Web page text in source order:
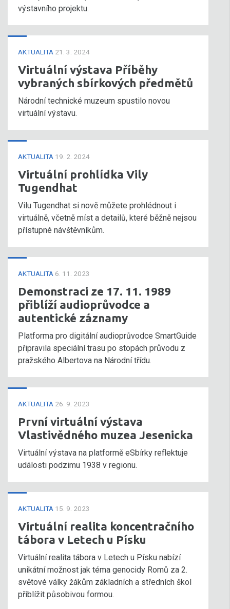
výstavního projektu.
AKTUALITA 21. 3. 2024
Virtuální výstava Příběhy
vybraných sbírkových předmětů
Národní technické muzeum spustilo novou
virtuální výstavu.
AKTUALITA 19. 2. 2024
Virtuální prohlídka Vily
Tugendhat
Vilu Tugendhat si nově můžete prohlédnout i
virtuálně, včetně míst a detailů, které běžně nejsou
přístupné návštěvníkům.
AKTUALITA 6. 11. 2023
Demonstraci ze 17. 11. 1989
přiblíží audioprůvodce a
autentické záznamy
Platforma pro digitální audioprůvodce SmartGuide
připravila speciální trasu po stopách průvodu z
pražského Albertova na Národní třídu.
AKTUALITA 26. 9. 2023
První virtuální výstava
Vlastivědného muzea Jesenicka
Virtuální výstava na platformě eSbírky reflektuje
události podzimu 1938 v regionu.
AKTUALITA 15. 9. 2023
Virtuální realita koncentračního
tábora v Letech u Písku
Virtuální realita tábora v Letech u Písku nabízí
unikátní možnost jak téma genocidy Romů za 2.
světové války žákům základních a středních škol
přiblížit působivou formou.